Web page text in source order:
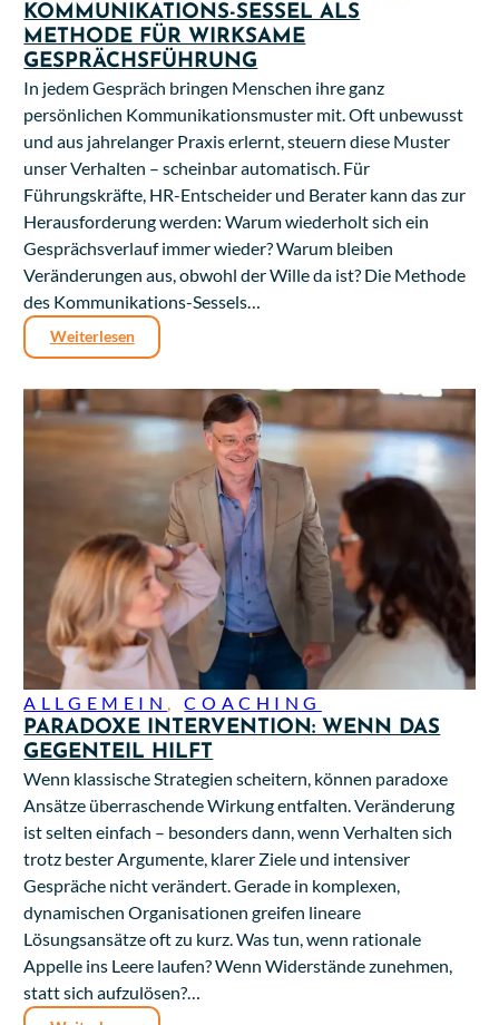
KOMMUNIKATIONS-SESSEL ALS
METHODE FÜR WIRKSAME
GESPRÄCHSFÜHRUNG
In jedem Gespräch bringen Menschen ihre ganz
persönlichen Kommunikationsmuster mit. Oft unbewusst
und aus jahrelanger Praxis erlernt, steuern diese Muster
unser Verhalten – scheinbar automatisch. Für
Führungskräfte, HR-Entscheider und Berater kann das zur
Herausforderung werden: Warum wiederholt sich ein
Gesprächsverlauf immer wieder? Warum bleiben
Veränderungen aus, obwohl der Wille da ist? Die Methode
des Kommunikations-Sessels…
Weiterlesen
ALLGEMEIN ,COACHING
PARADOXE INTERVENTION: WENN DAS
GEGENTEIL HILFT
Wenn klassische Strategien scheitern, können paradoxe
Ansätze überraschende Wirkung entfalten. Veränderung
ist selten einfach – besonders dann, wenn Verhalten sich
trotz bester Argumente, klarer Ziele und intensiver
Gespräche nicht verändert. Gerade in komplexen,
dynamischen Organisationen greifen lineare
Lösungsansätze oft zu kurz. Was tun, wenn rationale
Appelle ins Leere laufen? Wenn Widerstände zunehmen,
statt sich aufzulösen?…